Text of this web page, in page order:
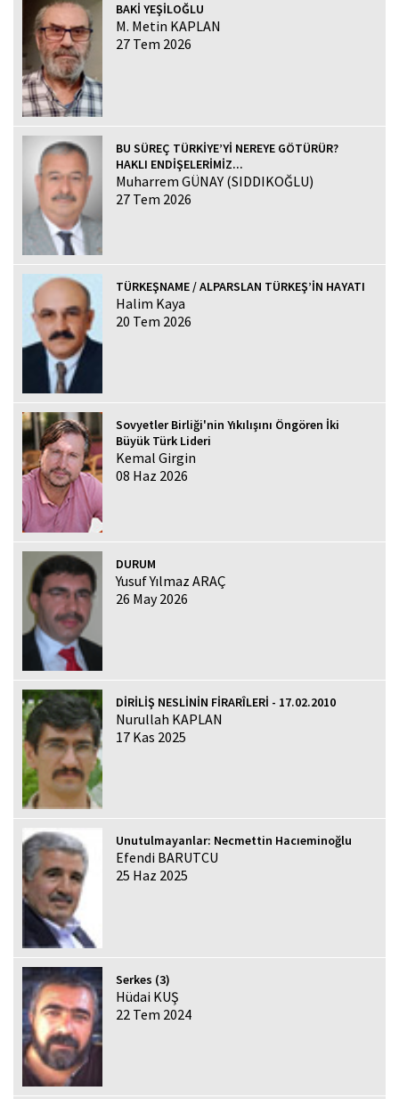
BAKİ YEŞİLOĞLU
M. Metin KAPLAN
27 Tem 2026
BU SÜREÇ TÜRKİYE’Yİ NEREYE GÖTÜRÜR?
HAKLI ENDİŞELERİMİZ...
Muharrem GÜNAY (SIDDIKOĞLU)
27 Tem 2026
TÜRKEŞNAME / ALPARSLAN TÜRKEŞ’İN HAYATI
Halim Kaya
20 Tem 2026
Sovyetler Birliği'nin Yıkılışını Öngören İki
Büyük Türk Lideri
Kemal Girgin
08 Haz 2026
DURUM
Yusuf Yılmaz ARAÇ
26 May 2026
DİRİLİŞ NESLİNİN FİRARÎLERİ - 17.02.2010
Nurullah KAPLAN
17 Kas 2025
Unutulmayanlar: Necmettin Hacıeminoğlu
Efendi BARUTCU
25 Haz 2025
Serkes (3)
Hüdai KUŞ
22 Tem 2024